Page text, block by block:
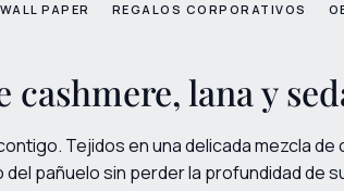
PAPER REGALOS CORPORATIVOS
cashmere, lana y
Tejidos en una delicada mezcla
pañuelo sin perder la profundidad de